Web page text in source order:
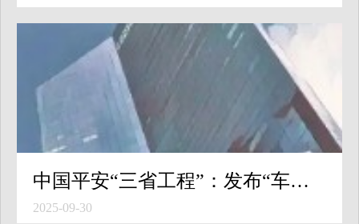
中国平安“三省工程”：发布“车险三省名片”，“三免全包办、服务好快省”定义好车险
2025-09-30